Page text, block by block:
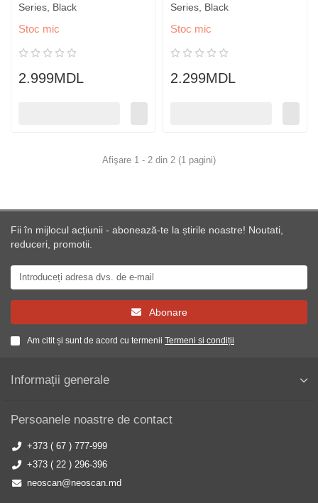
Series, Black
Stoc mic
2.999MDL
Series, Black
Stoc mic
2.299MDL
Afişare 1 - 2 din 2 (1 pagini)
Fii în mijlocul acțiunii - abonează-te la știrile noastre! Noutati,
reduceri, promotii.
Abonare
Am citit și sunt de acord cu termenii Termeni si condiții
Informații generale
Persoanele noastre de contact
+373 ( 67 ) 777-999
+373 ( 22 ) 296-396
neoscan@neoscan.md